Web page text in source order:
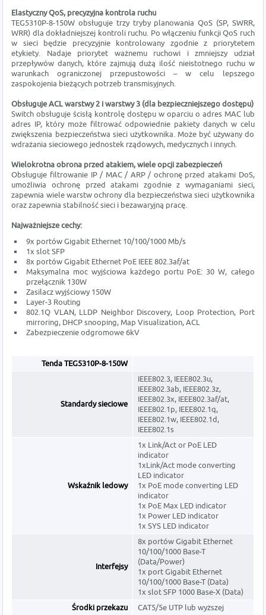
Elastyczny QoS, precyzyjna kontrola ruchu
TEG5310P-8-150W obsługuje trzy tryby planowania QoS (SP, SWRR,
WRR) dla dokładniejszej kontroli ruchu. Po włączeniu funkcji QoS ruch
w sieci będzie precyzyjnie kontrolowany zgodnie z priorytetem
etykiety. Nadaje priorytet ważnemu ruchowi i zmniejszy udział
przepływów danych, które zajmują dużą ilość nieistotnego ruchu w
warunkach ograniczonej przepustowości – w celu lepszego
zaspokojenia bieżących potrzeb transmisyjnych.
Obsługuje ACL warstwy 2 i warstwy 3 (dla bezpieczniejszego dostępu)
Switch obsługuje ścisłą kontrolę dostępu w oparciu o adres MAC lub
adres IP, który może filtrować odpowiednie pakiety danych w celu
zwiększenia bezpieczeństwa sieci użytkownika. Może być używany do
wdrażania sieciowego jednostek rządowych, medycznych i innych.
Wielokrotna obrona przed atakiem, wiele opcji zabezpieczeń
Obsługuje filtrowanie IP / MAC / ARP / ochronę przed atakami DoS,
umożliwia ochronę przed atakami zgodnie z wymaganiami sieci,
zapewnia wiele warstw ochrony dla bezpieczeństwa sieci użytkownika
oraz zapewnia stabilność sieci i bezawaryjną pracę.
Najważniejsze cechy:
9x portów Gigabit Ethernet 10/100/1000 Mb/s
1x slot SFP
8x portów Gigabit Ethernet PoE IEEE 802.3af/at
Maksymalna moc wyjściowa każdego portu PoE: 30 W, całego
przełącznik 130W
Zasilacz wyjściowy 150W
Layer-3 Routing
802.1Q VLAN, LLDP Neighbor Discovery, Loop Protection, Port
mirroring, DHCP snooping, Map Visualization, ACL
Zabezpieczenie odgromowe 6kV
Tenda TEG5310P-8-150W
Standardy sieciowe
IEEE802.3, IEEE802.3u,
IEEE802.3ab, IEEE802.3z,
IEEE802.3x, IEEE802.3af/at,
IEEE802.1p, IEEE802.1q,
IEEE802.1w, IEEE802.1d,
IEEE802.1s
Wskaźnik ledowy
1x Link/Act or PoE LED
indicator
1xLink/Act mode converting
LED indicator
1x PoE mode converting LED
indicator
1x PoE Max LED indicator
1x Power LED indicator
1x SYS LED indicator
Interfejsy
8x portów Gigabit Ethernet
10/100/1000 Base-T
(Data/Power)
1x port Gigabit Ethernet
10/100/1000 Base-T (Data)
1x slot SFP 1000 Base-X (Data)
Środki przekazu
CAT5/5e UTP lub wyższej